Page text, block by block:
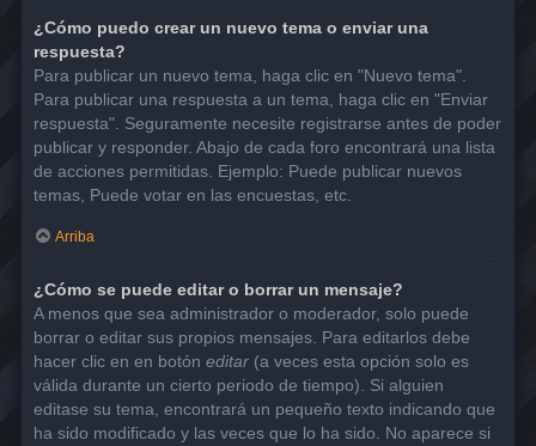
¿Cómo puedo crear un nuevo tema o enviar una
respuesta?
Para publicar un nuevo tema, haga clic en "Nuevo tema".
Para publicar una respuesta a un tema, haga clic en "Enviar
respuesta". Seguramente necesite registrarse antes de poder
publicar y responder. Abajo de cada foro encontrará una lista
de acciones permitidas. Ejemplo: Puede publicar nuevos
temas, Puede votar en las encuestas, etc.
Arriba
¿Cómo se puede editar o borrar un mensaje?
A menos que sea administrador o moderador, solo puede
borrar o editar sus propios mensajes. Para editarlos debe
hacer clic en en botón editar (a veces esta opción solo es
válida durante un cierto periodo de tiempo). Si alguien
editase su tema, encontrará un pequeño texto indicando que
ha sido modificado y las veces que lo ha sido. No aparece si